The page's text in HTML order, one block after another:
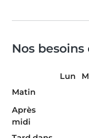
Nos
Lun
Matin
Après
midi